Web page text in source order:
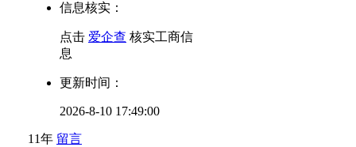
信息核实：
点击 爱企查 核实工商信
息
更新时间：
2026-8-10 17:49:00
11年 留言